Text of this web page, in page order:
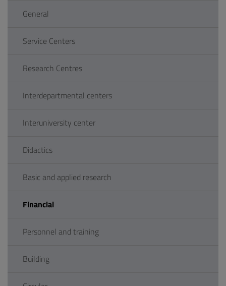
General
Service Centers
Research Centres
Interdepartmental centers
Interuniversity center
Didactics
Basic and applied research
Financial
Personnel and training
Building